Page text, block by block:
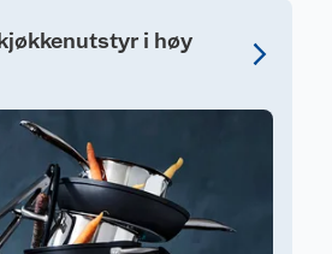
i høy